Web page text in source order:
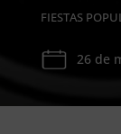
FIESTAS
26 de